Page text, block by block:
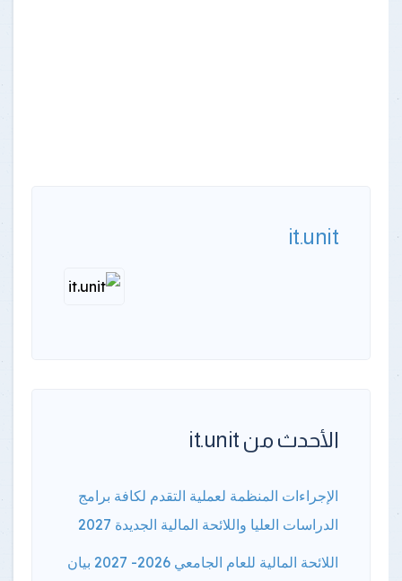
it.unit
الأحدث من it.unit
الإجراءات المنظمة لعملية التقدم لكافة برامج
الدراسات العليا واللائحة المالية الجديدة 2027
اللائحة المالية للعام الجامعي 2026- 2027 بيان